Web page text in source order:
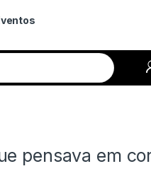
pensava em